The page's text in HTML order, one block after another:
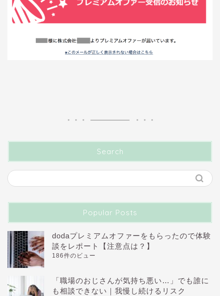
Search
Popular Posts
dodaプレミアムオファーをもらったので体験
談をレポート【注意点は？】
186件のビュー
「職場のおじさんが気持ち悪い…」でも誰に
も相談できない｜我慢し続けるリスク